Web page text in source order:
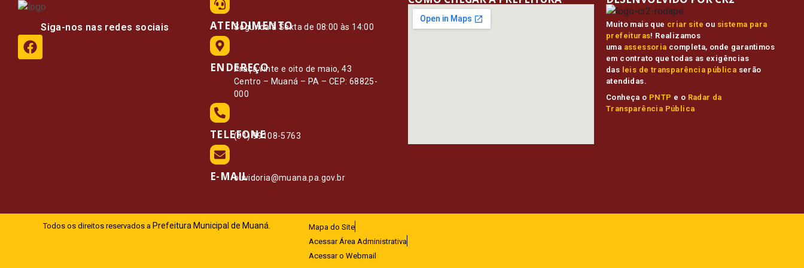
Siga-nos nas redes sociais ATENDIMENTO
Segunda à Sexta de 08:00 às 14:00
ENDEREÇO
Praça vinte e oito de maio, 43
Centro – Muaná – PA – CEP: 68825-
000
TELEFONE
(91) 99108-5763
E-MAILouvidoria@muana.pa.gov.br
Muito mais que criar site ou sistema para
prefeituras! Realizamos
uma assessoria completa, onde garantimos
em contrato que todas as exigências
das leis de transparência pública serão
atendidas.
Conheça o PNTP e o Radar da
Transparência Pública
Todos os direitos reservados a Prefeitura Municipal de Muaná.
Mapa do Site
Acessar Área Administrativa
Acessar o Webmail